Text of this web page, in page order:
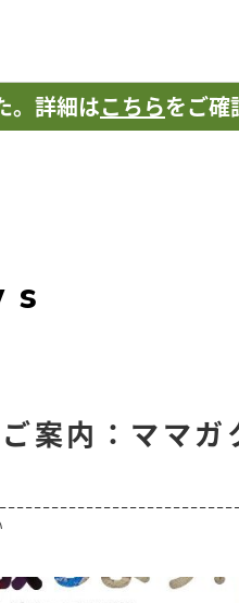
詳細はこちらをご確
案内：ママガ